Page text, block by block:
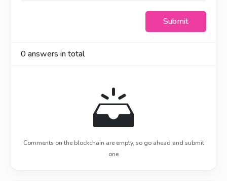
Submit
0answers in total
Comments on the blockchain are empty, so go ahead and submit
one